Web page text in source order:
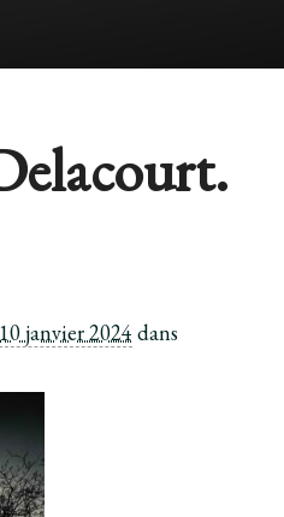
10 janvier 2024 dans